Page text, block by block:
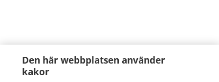
Den här webbplatsen använder
kakor